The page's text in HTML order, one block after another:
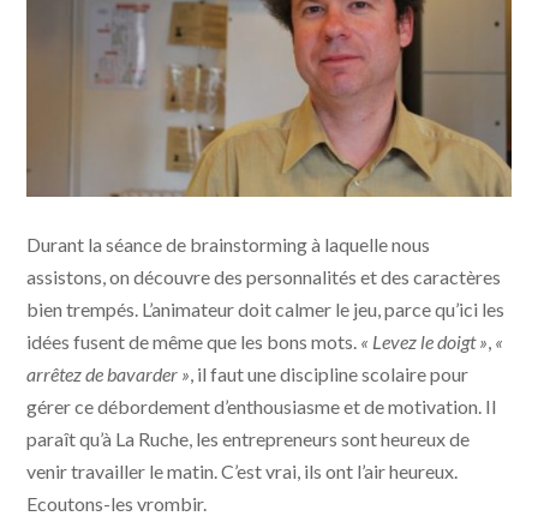
Durant la séance de brainstorming à laquelle nous
assistons, on découvre des personnalités et des caractères
bien trempés. L’animateur doit calmer le jeu, parce qu’ici les
idées fusent de même que les bons mots. « Levez le doigt », «
arrêtez de bavarder », il faut une discipline scolaire pour
gérer ce débordement d’enthousiasme et de motivation. Il
paraît qu’à La Ruche, les entrepreneurs sont heureux de
venir travailler le matin. C’est vrai, ils ont l’air heureux.
Ecoutons-les vrombir.